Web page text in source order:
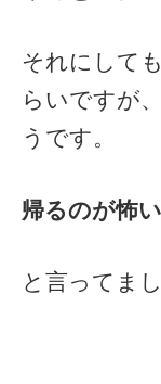
それにして
らいですが
うです。
帰るのが怖い
と言ってまし